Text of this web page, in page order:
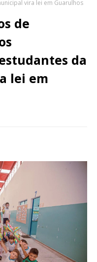
vira lei em Guarulhos
de
da
lei em